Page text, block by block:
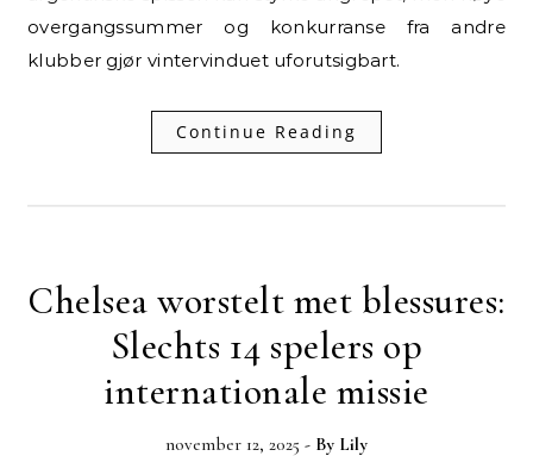
overgangssummer og konkurranse fra andre
klubber gjør vintervinduet uforutsigbart.
Continue Reading
Chelsea worstelt met blessures:
Slechts 14 spelers op
internationale missie
november 12, 2025 - By Lily